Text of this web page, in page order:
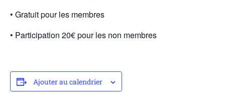
• Gratuit pour les membres
• Participation 20€ pour les non membres
Ajouter au calendrier